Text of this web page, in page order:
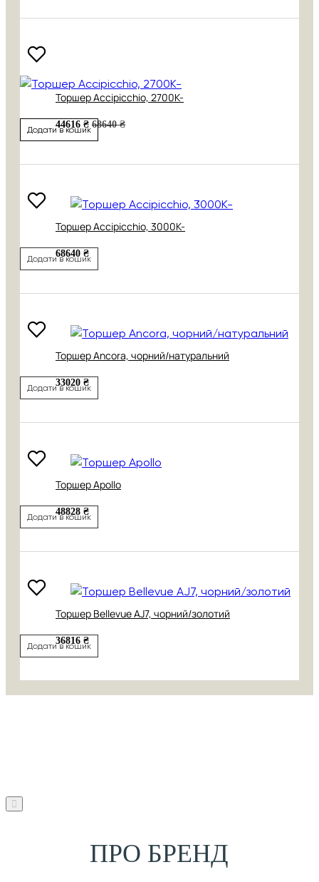
Торшер Accipicchio, 2700K-
44616 ₴ 68640 ₴
Додати в кошик
Торшер Accipicchio, 3000K-
68640 ₴
Додати в кошик
Торшер Ancora, чорний/натуральний
33020 ₴
Додати в кошик
Торшер Apollo
48828 ₴
Додати в кошик
Торшер Bellevue AJ7, чорний/золотий
36816 ₴
Додати в кошик
ПРО БРЕНД